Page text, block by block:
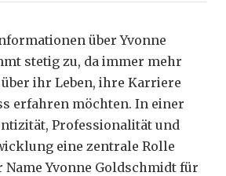
über Yvonne
stetig zu, da immer mehr
ihr Leben, ihre Karriere
erfahren möchten. In einer
Professionalität und
eine zentrale Rolle
Name Yvonne Goldschmidt für